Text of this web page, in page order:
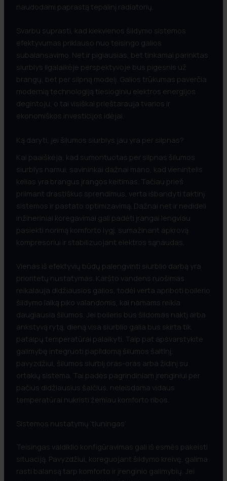
Pridėti nuotraukų ar projektą
Drag and Drop (or)Choose Files
Siųsti Užklausą
naudodami paprastą tepalinį radiatorių.
Svarbu suprasti, kad kiekvienos šildymo sistemos
efektyvumas priklauso nuo teisingo galios
subalansavimo. Net ir pigiausias, bet tinkamai parinktas
siurblys ilgalaikėje perspektyvoje bus pigesnis už
brangų, bet per silpną modelį. Galios trūkumas paverčia
modernią technologiją tiesioginiu elektros energijos
degintoju, o tai visiškai prieštarauja tvarios ir
ekonomiškos investicijos idėjai.
Ką daryti, jei šilumos siurblys jau yra per silpnas?
Kai paaiškėja, kad sumontuotas per silpnas šilumos
siurblys namui, savininkai dažnai mano, kad vienintelis
kelias yra brangus įrangos keitimas. Tačiau prieš
priimant drastiškus sprendimus, verta išbandyti taktinį
sistemos ir pastato optimizavimą. Dažnai net ir nedideli
inžineriniai koregavimai gali padėti įrangai lengviau
pasiekti norimą komforto lygį, sumažinant apkrovą
kompresoriui ir stabilizuojant elektros sąnaudas.
Vienas iš efektyvių būdų palengvinti siurblio darbą yra
prioritetų nustatymas. Karšto vandens ruošimas
reikalauja didžiausios galios, todėl verta apriboti boilerio
šildymo laiką piko valandomis, kai namams reikia
daugiausia šilumos. Jei boileris bus šildomas naktį arba
ankstyvą rytą, dieną visa siurblio galia bus skirta tik
patalpų temperatūrai palaikyti. Taip pat apsvarstykite
galimybę integruoti papildomą šilumos šaltinį,
pavyzdžiui, šilumos siurblį oras-oras arba židinį su
ortakių sistema. Tai padės pagrindiniam įrenginiui per
pačius didžiausius šalčius, neleisdama vidaus
temperatūrai nukristi žemiau komforto ribos.
Sistemos nustatymų ‘tiuningas’
Teisingas valdiklio konfigūravimas gali iš esmės pakeisti
situaciją. Pavyzdžiui, koreguojant šildymo kreivę, galima
rasti balansą tarp komforto ir įrenginio galimybių. Jei